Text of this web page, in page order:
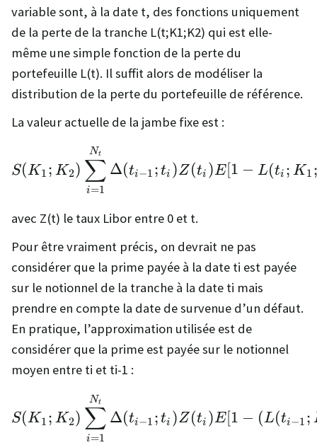
variable sont, à la date t, des fonctions uniquement
de la perte de la tranche L(t;K1;K2) qui est elle-
même une simple fonction de la perte du
portefeuille L(t). Il suffit alors de modéliser la
distribution de la perte du portefeuille de référence.
La valeur actuelle de la jambe fixe est :
S(K1 ; K2)
i=1
∑
Nt
Δ(ti−1 ; ti )Z(ti )E[1 − L(ti ; K1 ;
avec Z(t) le taux Libor entre 0 et t.
Pour être vraiment précis, on devrait ne pas
considérer que la prime payée à la date ti est payée
sur le notionnel de la tranche à la date ti mais
prendre en compte la date de survenue d’un défaut.
En pratique, l’approximation utilisée est de
considérer que la prime est payée sur le notionnel
moyen entre ti et ti-1 :
S(K1 ; K2)
i=1
∑
Nt
Δ(ti−1 ; ti )Z(ti )E[1 − (L(ti−1 ;